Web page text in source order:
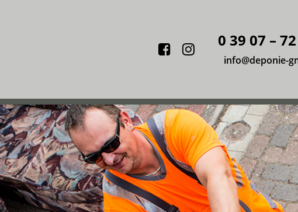
Facebook
Instagram
0 39 07 –
info@deponie-